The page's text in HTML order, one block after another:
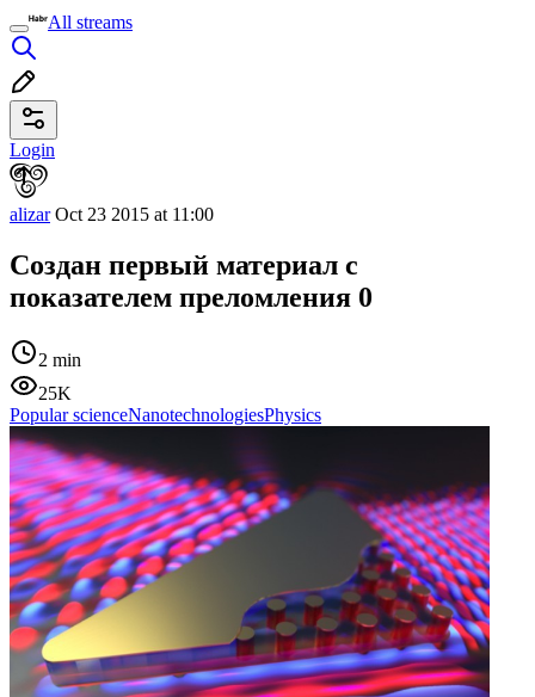
All streams
Login
alizarOct 23 2015 at 11:00
Создан первый материал с
показателем преломления 0
2 min
25K
Popular scienceNanotechnologiesPhysics